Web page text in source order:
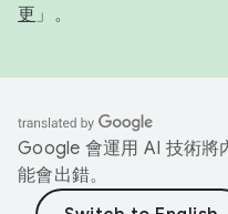
更 」。
Google 會運用 AI 技術將
能會出錯。